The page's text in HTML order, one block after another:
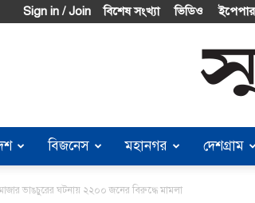
Sign in / Join বিশেষ সংখ্যা ভিডিও ইপেপার
বিজনেস মহানগর দেশগ্রাম
ভাঙচুরের ঘটনায় ২২০০ জনের বিরুদ্ধে মামলা